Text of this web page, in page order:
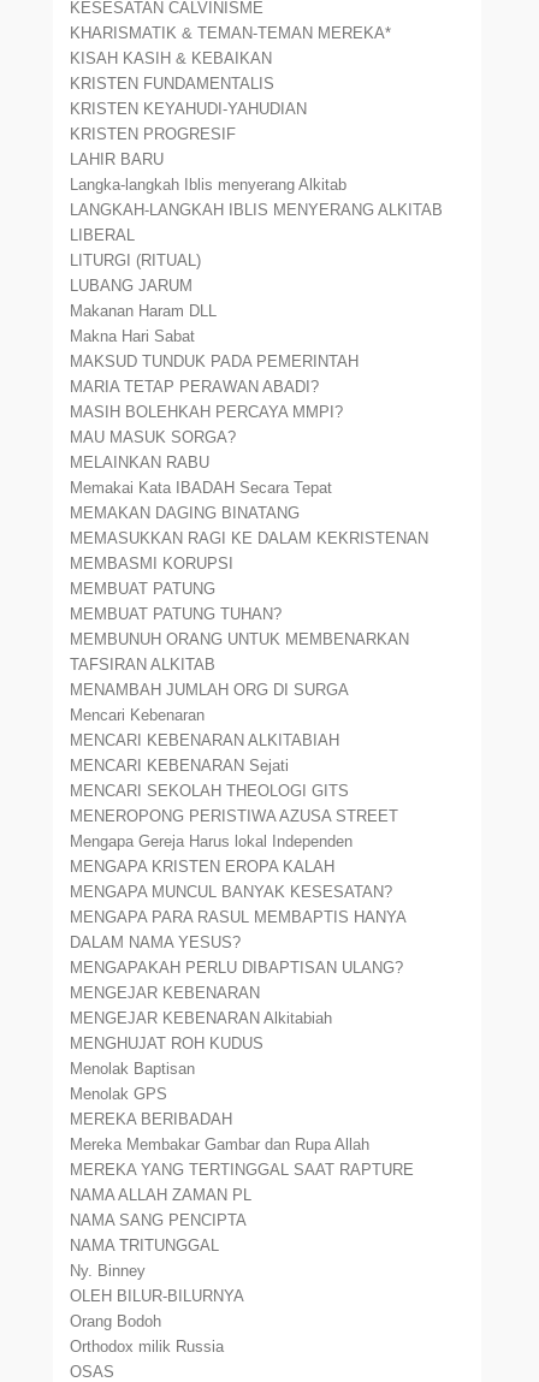
KESESATAN CALVINISME
KHARISMATIK & TEMAN-TEMAN MEREKA*
KISAH KASIH & KEBAIKAN
KRISTEN FUNDAMENTALIS
KRISTEN KEYAHUDI-YAHUDIAN
KRISTEN PROGRESIF
LAHIR BARU
Langka-langkah Iblis menyerang Alkitab
LANGKAH-LANGKAH IBLIS MENYERANG ALKITAB
LIBERAL
LITURGI (RITUAL)
LUBANG JARUM
Makanan Haram DLL
Makna Hari Sabat
MAKSUD TUNDUK PADA PEMERINTAH
MARIA TETAP PERAWAN ABADI?
MASIH BOLEHKAH PERCAYA MMPI?
MAU MASUK SORGA?
MELAINKAN RABU
Memakai Kata IBADAH Secara Tepat
MEMAKAN DAGING BINATANG
MEMASUKKAN RAGI KE DALAM KEKRISTENAN
MEMBASMI KORUPSI
MEMBUAT PATUNG
MEMBUAT PATUNG TUHAN?
MEMBUNUH ORANG UNTUK MEMBENARKAN
TAFSIRAN ALKITAB
MENAMBAH JUMLAH ORG DI SURGA
Mencari Kebenaran
MENCARI KEBENARAN ALKITABIAH
MENCARI KEBENARAN Sejati
MENCARI SEKOLAH THEOLOGI GITS
MENEROPONG PERISTIWA AZUSA STREET
Mengapa Gereja Harus lokal Independen
MENGAPA KRISTEN EROPA KALAH
MENGAPA MUNCUL BANYAK KESESATAN?
MENGAPA PARA RASUL MEMBAPTIS HANYA
DALAM NAMA YESUS?
MENGAPAKAH PERLU DIBAPTISAN ULANG?
MENGEJAR KEBENARAN
MENGEJAR KEBENARAN Alkitabiah
MENGHUJAT ROH KUDUS
Menolak Baptisan
Menolak GPS
MEREKA BERIBADAH
Mereka Membakar Gambar dan Rupa Allah
MEREKA YANG TERTINGGAL SAAT RAPTURE
NAMA ALLAH ZAMAN PL
NAMA SANG PENCIPTA
NAMA TRITUNGGAL
Ny. Binney
OLEH BILUR-BILURNYA
Orang Bodoh
Orthodox milik Russia
OSAS